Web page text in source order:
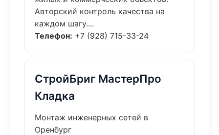
Авторский контроль качества на
каждом шагу....
Телефон: +7 (928) 715-33-24
СтройБриг МастерПро
Кладка
Монтаж инженерных сетей в
Оренбург